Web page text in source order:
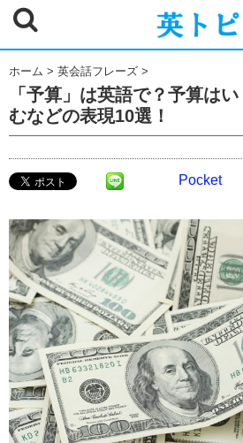
ホーム > 英会話フレーズ >
「予算」は英語で？予算は
むなどの表現10選！
Pocket